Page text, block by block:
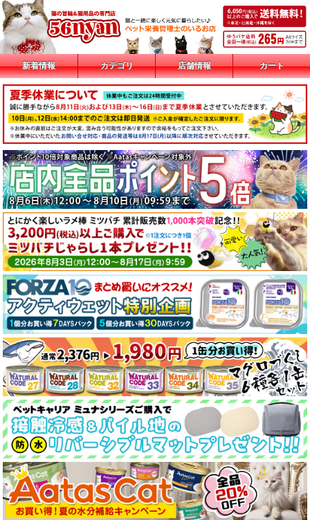
新着情報 カテゴリ 店舗情報 カート